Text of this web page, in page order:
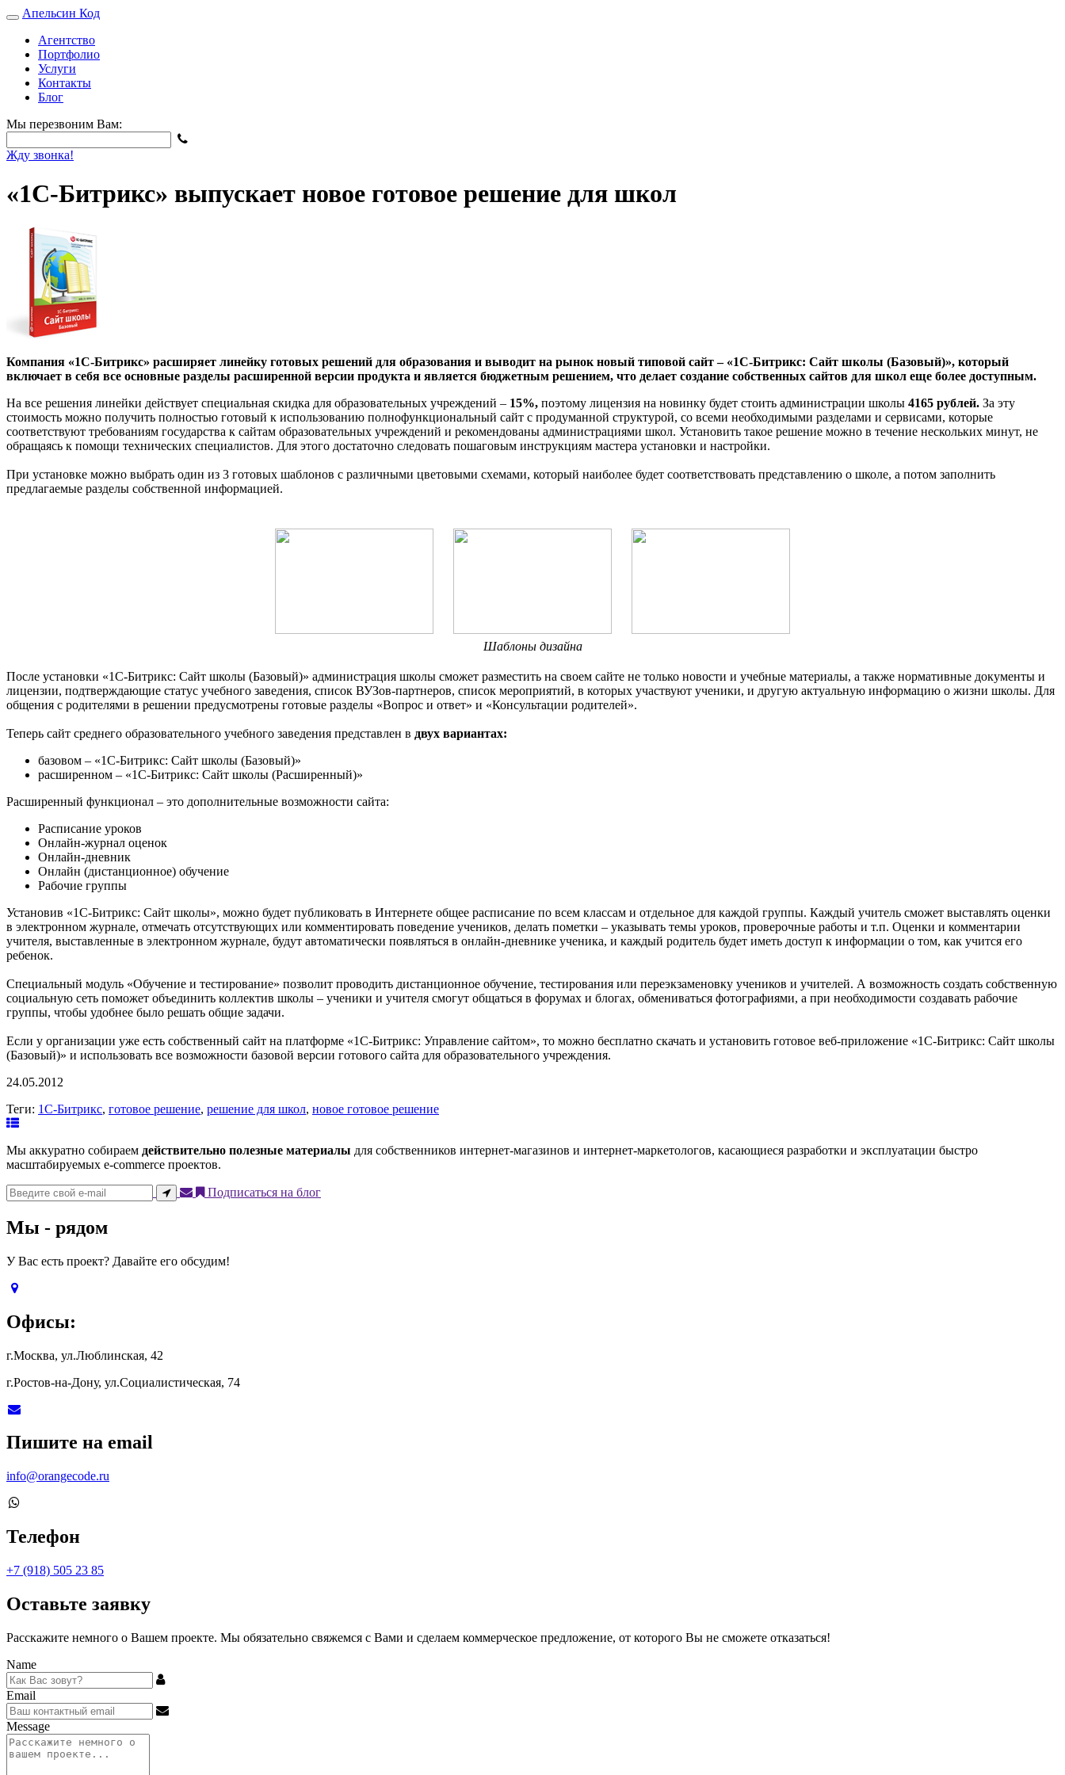
Апельсин Код
Агентство
Портфолио
Услуги
Контакты
Блог
Мы перезвоним Вам:
Жду звонка!
«1C-Битрикс» выпускает новое готовое решение для школ
Компания «1С-Битрикс» расширяет линейку готовых решений для образования и выводит на рынок новый типовой сайт – «1С-Битрикс: Сайт школы (Базовый)», который
включает в себя все основные разделы расширенной версии продукта и является бюджетным решением, что делает создание собственных сайтов для школ еще более доступным.
На все решения линейки действует специальная скидка для образовательных учреждений – 15%, поэтому лицензия на новинку будет стоить администрации школы 4165 рублей. За эту
стоимость можно получить полностью готовый к использованию полнофункциональный сайт с продуманной структурой, со всеми необходимыми разделами и сервисами, которые
соответствуют требованиям государства к сайтам образовательных учреждений и рекомендованы администрациями школ. Установить такое решение можно в течение нескольких минут, не
обращаясь к помощи технических специалистов. Для этого достаточно следовать пошаговым инструкциям мастера установки и настройки.
При установке можно выбрать один из 3 готовых шаблонов с различными цветовыми схемами, который наиболее будет соответствовать представлению о школе, а потом заполнить
предлагаемые разделы собственной информацией.
Шаблоны дизайна
После установки «1C-Битрикс: Сайт школы (Базовый)» администрация школы сможет разместить на своем сайте не только новости и учебные материалы, а также нормативные документы и
лицензии, подтверждающие статус учебного заведения, список ВУЗов-партнеров, список мероприятий, в которых участвуют ученики, и другую актуальную информацию о жизни школы. Для
общения с родителями в решении предусмотрены готовые разделы «Вопрос и ответ» и «Консультации родителей».
Теперь сайт среднего образовательного учебного заведения представлен в двух вариантах:
базовом – «1C-Битрикс: Сайт школы (Базовый)»
расширенном – «1С-Битрикс: Сайт школы (Расширенный)»
Расширенный функционал – это дополнительные возможности сайта:
Расписание уроков
Онлайн-журнал оценок
Онлайн-дневник
Онлайн (дистанционное) обучение
Рабочие группы
Установив «1С-Битрикс: Сайт школы», можно будет публиковать в Интернете общее расписание по всем классам и отдельное для каждой группы. Каждый учитель сможет выставлять оценки
в электронном журнале, отмечать отсутствующих или комментировать поведение учеников, делать пометки – указывать темы уроков, проверочные работы и т.п. Оценки и комментарии
учителя, выставленные в электронном журнале, будут автоматически появляться в онлайн-дневнике ученика, и каждый родитель будет иметь доступ к информации о том, как учится его
ребенок.
Специальный модуль «Обучение и тестирование» позволит проводить дистанционное обучение, тестирования или переэкзаменовку учеников и учителей. А возможность создать собственную
социальную сеть поможет объединить коллектив школы – ученики и учителя смогут общаться в форумах и блогах, обмениваться фотографиями, а при необходимости создавать рабочие
группы, чтобы удобнее было решать общие задачи.
Если у организации уже есть собственный сайт на платформе «1С-Битрикс: Управление сайтом», то можно бесплатно скачать и установить готовое веб-приложение «1С-Битрикс: Сайт школы
(Базовый)» и использовать все возможности базовой версии готового сайта для образовательного учреждения.
24.05.2012
Теги: 1С-Битрикс, готовое решение, решение для школ, новое готовое решение
Мы аккуратно собираем действительно полезные материалы для собственников интернет-магазинов и интернет-маркетологов, касающиеся разработки и эксплуатации быстро
масштабируемых e-commerce проектов.
Подписаться на блог
Мы - рядом
У Вас есть проект? Давайте его обсудим!
Офисы:
г.Москва, ул.Люблинская, 42
г.Ростов-на-Дону, ул.Социалистическая, 74
Пишите на email
info@orangecode.ru
Телефон
+7 (918) 505 23 85
Оставьте заявку
Расскажите немного о Вашем проекте. Мы обязательно свяжемся с Вами и сделаем коммерческое предложение, от которого Вы не сможете отказаться!
Name
Email
Message